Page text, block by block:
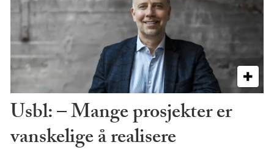
Usbl: – Mange prosjekter er
vanskelige å realisere